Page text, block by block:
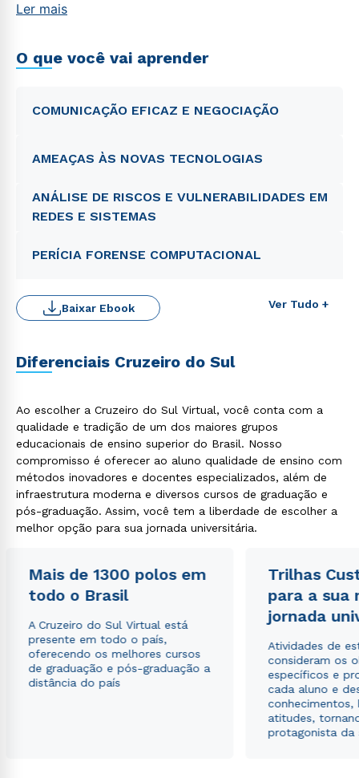
Ler mais
O que você vai aprender
COMUNICAÇÃO EFICAZ E NEGOCIAÇÃO
AMEAÇAS ÀS NOVAS TECNOLOGIAS
ANÁLISE DE RISCOS E VULNERABILIDADES EM
REDES E SISTEMAS
PERÍCIA FORENSE COMPUTACIONAL
Ver Tudo +
Baixar Ebook
Diferenciais Cruzeiro do Sul
Ao escolher a Cruzeiro do Sul Virtual, você conta com a
qualidade e tradição de um dos maiores grupos
educacionais de ensino superior do Brasil. Nosso
compromisso é oferecer ao aluno qualidade de ensino com
métodos inovadores e docentes especializados, além de
infraestrutura moderna e diversos cursos de graduação e
pós-graduação. Assim, você tem a liberdade de escolher a
melhor opção para sua jornada universitária.
Mais de 1300 polos em
todo o Brasil
A Cruzeiro do Sul Virtual está
presente em todo o país,
oferecendo os melhores cursos
de graduação e pós-graduação a
distância do país
Trilhas
para a sua
jornada
Atividades de
consideram os
específicos e
cada aluno e
conhecimentos,
atitudes,
protagonista da
Rápido e fácil
WhatsApp
ou
Estou de acordo com a Política de Privacidade.
autorizo que meus dados sejam utilizados para o
envio de conteúdos da Cruzeiro do Sul.